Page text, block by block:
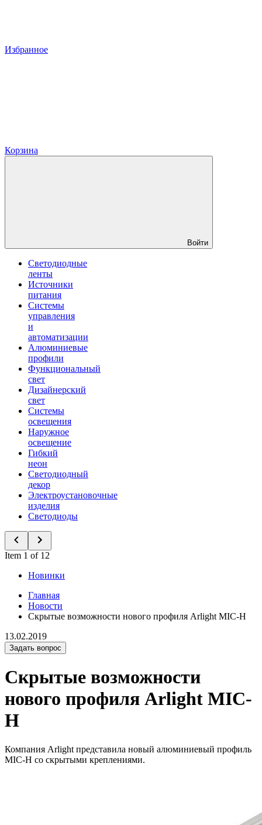
Избранное
Корзина
Войти
Светодиодные
ленты
Источники
питания
Системы
управления
и
автоматизации
Алюминиевые
профили
Функциональный
свет
Дизайнерский
свет
Системы
освещения
Наружное
освещение
Гибкий
неон
Светодиодный
декор
Электроустановочные
изделия
Светодиоды
Item 1 of 12
Новинки
Главная
Новости
Скрытые возможности нового профиля Arlight MIC-H
13.02.2019
Задать вопрос
Скрытые возможности
нового профиля Arlight MIC-
H
Компания Arlight представила новый алюминиевый профиль
MIC-H со скрытыми креплениями.